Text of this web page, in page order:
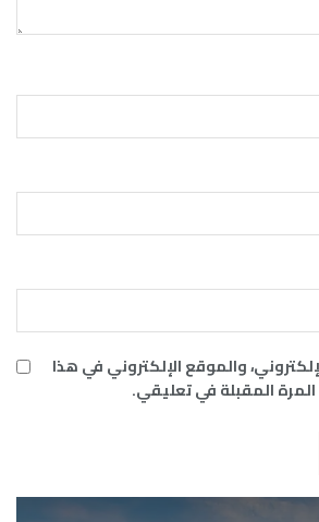
والموقع الإلكتروني في هذا
المقبلة في تعليقي.